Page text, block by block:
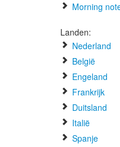
Morning
Landen:
Nederland
België
Engeland
Frankrijk
Duitsland
Italië
Spanje